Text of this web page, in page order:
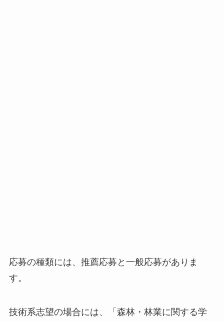
応募の種類には、推薦応募と一般応募がありま
す。
技術系志望の場合には、「森林・林業に関する学